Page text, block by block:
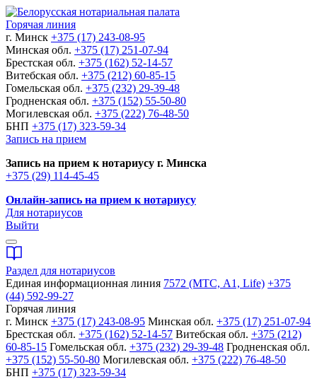
Горячая линия
г. Минск +375 (17) 243-08-95
Минская обл. +375 (17) 251-07-94
Брестская обл. +375 (162) 52-14-57
Витебская обл. +375 (212) 60-85-15
Гомельская обл. +375 (232) 29-39-48
Гродненская обл. +375 (152) 55-50-80
Могилевская обл. +375 (222) 76-48-50
БНП +375 (17) 323-59-34
Запись на прием
Запись на прием к нотариусу г. Минска
+375 (29) 114-45-45
Онлайн-запись на прием к нотариусу
Для нотариусов
Выйти
Раздел для нотариусов
Единая информационная линия 7572 (МТС, A1, Life) +375
(44) 592-99-27
Горячая линия
г. Минск +375 (17) 243-08-95 Минская обл. +375 (17) 251-07-94
Брестская обл. +375 (162) 52-14-57 Витебская обл. +375 (212)
60-85-15 Гомельская обл. +375 (232) 29-39-48 Гродненская обл.
+375 (152) 55-50-80 Могилевская обл. +375 (222) 76-48-50
БНП +375 (17) 323-59-34